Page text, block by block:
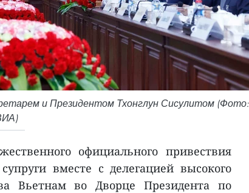
и Президентом Тхонглун Сисулитом (Фото:
официального привествия
вместе с делегацией высокого
Вьетнам во Дворце Президента по